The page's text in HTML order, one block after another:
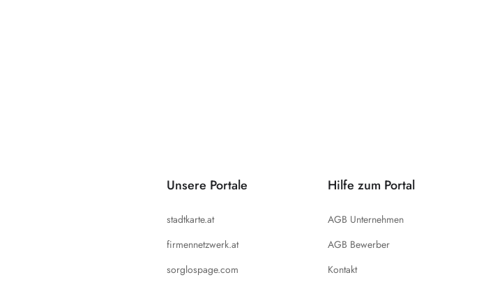
Unsere Portale
stadtkarte.at
firmennetzwerk.at
sorglospage.com
Hilfe zum Portal
AGB Unternehmen
AGB Bewerber
Kontakt